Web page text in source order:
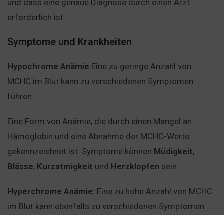
und dass eine genaue Diagnose durch einen Arzt
erforderlich ist.
Symptome und Krankheiten
Hypochrome Anämie Eine zu geringe Anzahl von
MCHC im Blut kann zu verschiedenen Symptomen
führen.
Eine Form von Anämie, die durch einen Mangel an
Hämoglobin und eine Abnahme der MCHC-Werte
gekennzeichnet ist. Symptome können Müdigkeit,
Blässe, Kurzatmigkeit und Herzklopfen sein.
Hyperchrome Anämie: Eine zu hohe Anzahl von MCHC
im Blut kann ebenfalls zu verschiedenen Symptomen